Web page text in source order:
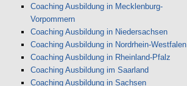
Coaching Ausbildung in Mecklenburg-
Vorpommern
Coaching Ausbildung in Niedersachsen
Coaching Ausbildung in Nordrhein-Westfalen
Coaching Ausbildung in Rheinland-Pfalz
Coaching Ausbildung im Saarland
Coaching Ausbildung in Sachsen